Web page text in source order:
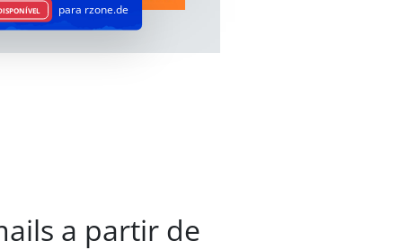
para rzone.de
a partir de